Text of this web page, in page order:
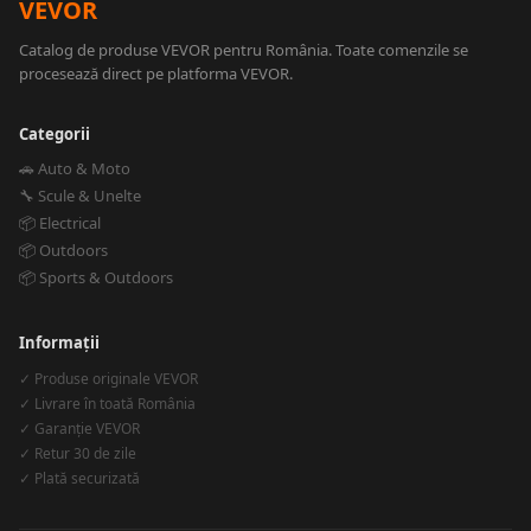
VEVOR
Catalog de produse VEVOR pentru România. Toate comenzile se
procesează direct pe platforma VEVOR.
Categorii
🚗 Auto & Moto
🔧 Scule & Unelte
📦 Electrical
📦 Outdoors
📦 Sports & Outdoors
Informații
✓ Produse originale VEVOR
✓ Livrare în toată România
✓ Garanție VEVOR
✓ Retur 30 de zile
✓ Plată securizată